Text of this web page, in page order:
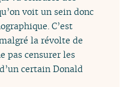
voit un sein donc
C’est
la révolte de
pas censurer les
certain Donald